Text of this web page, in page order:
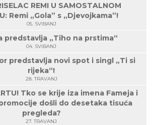
REMI U SAMOSTALNOM
Remi „Gola” s „Djevojkama”!
05. SVIBANJ
predstavlja „Tiho na prstima“
04. SVIBANJ
predstavlja novi spot i singl „Ti si
rijeka“!
28. TRAVANJ
Tko se krije iza imena Fameja i
došli do desetaka tisuća
pregleda?
27. TRAVANJ